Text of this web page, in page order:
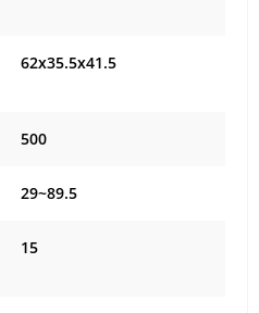
62х35.5х41.5
500
29~89.5
15